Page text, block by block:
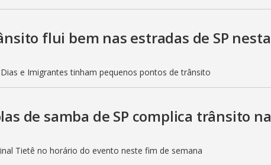
flui bem nas estradas de SP nesta
e Imigrantes tinham pequenos pontos de trânsito
de samba de SP complica trânsito na
Tietê no horário do evento neste fim de semana